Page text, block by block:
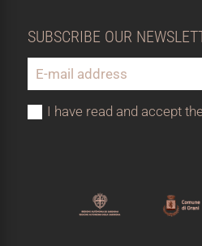
SUBSCRIBE OUR
I have read and accept